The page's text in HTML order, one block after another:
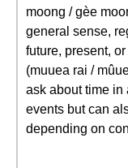
moong / gèe
general sense,
future, present,
(muuea rai /
ask about time in
events but can
depending on